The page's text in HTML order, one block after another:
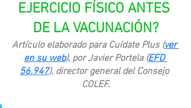
EJERCICIO FÍSICO ANTES
DE LA VACUNACIÓN?
Artículo elaborado para Cuídate Plus (ver
en su web), por Javier Portela (EFD
56.947), director general del Consejo
COLEF.